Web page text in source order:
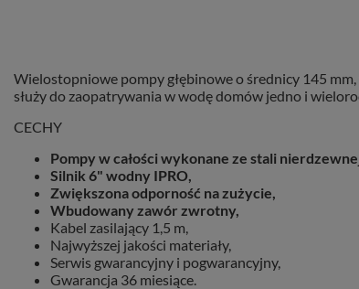
Wielostopniowe pompy głębinowe o średnicy 145
służy do zaopatrywania w wodę domów jedno i
CECHY
Pompy w całości wykonane ze stali
Silnik 6" wodny IPRO,
Zwiększona odporność na zużycie,
Wbudowany zawór zwrotny,
Kabel zasilający 1,5 m,
Najwyższej jakości materiały,
Serwis gwarancyjny i pogwarancyjny,
Gwarancja 36 miesiące.